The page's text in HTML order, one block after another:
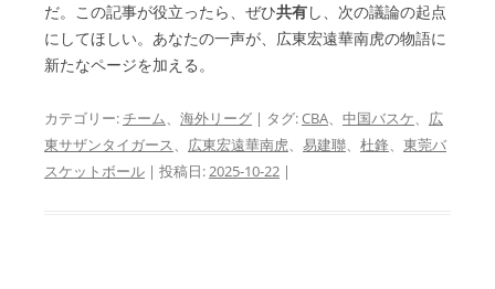
だ。この記事が役立ったら、ぜひ共有し、次の議論の起点
にしてほしい。あなたの一声が、広東宏遠華南虎の物語に
新たなページを加える。
カテゴリー:チーム、 海外リーグ | タグ:CBA、 中国バスケ、 広
東サザンタイガース、 広東宏遠華南虎、 易建聯、 杜鋒、 東莞バ
スケットボール | 投稿日:2025-10-22 |